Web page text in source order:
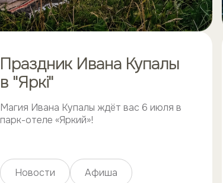
Праздник Ивана Купалы
в "Яркi"
Магия Ивана Купалы ждёт вас 6 июля в
парк-отеле «Яркий»!
Новости Афиша